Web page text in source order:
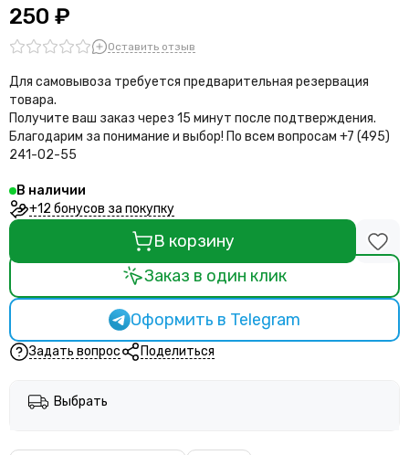
250 ₽
Оставить отзыв
Для самовывоза требуется предварительная резервация
товара.
Получите ваш заказ через 15 минут после подтверждения.
Благодарим за понимание и выбор! По всем вопросам +7 (495)
241-02-55
В наличии
+12 бонусов за покупку
В корзину
Заказ в один клик
Оформить в Telegram
Задать вопрос Поделиться
Выбрать